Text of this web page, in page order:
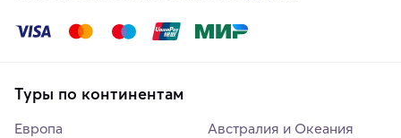
Туры по континентам
Европа
Австралия и Океания